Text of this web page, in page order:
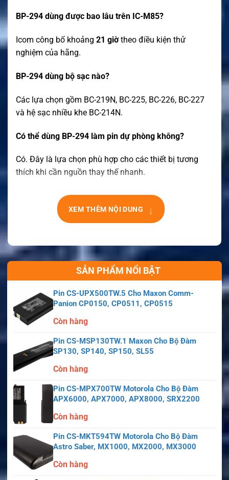
BP-294 dùng được bao lâu trên IC-M85?
Icom công bố khoảng 21 giờtheo điều kiện thử
nghiệm của hãng.
BP-294 dùng bộ sạc nào?
Các lựa chọn gồm BC-219N, BC-225, BC-226, BC-227
và hệ sạc nhiều khe BC-214N.
Có thể dùng BP-294 làm pin dự phòng không?
Có. Đây là lựa chọn phù hợp cho các thiết bị tương
thích khi cần nguồn thay thế nhanh.
XEM THÊM NỘI DUNG ↓
SẢN PHẨM NỔI BẬT
Pin CS-UPX500TW.5 Cho Maxon Comm-
Panion CP0150, CP0511, CP0515
Còn hàng
Pin CS-MSP130TW.1 Maxon Cho Bộ Đàm
SP130, SP140, SP150, SL55
Còn hàng
Pin CS-MPX700TW Motorola Cho Bộ Đàm
APX6000, APX7000, APX8000, SRX2200
Còn hàng
Pin CS-MKT594TW Motorola Cho Bộ Đàm
Astro Saber, MX1000, MX2000, MX3000
Còn hàng